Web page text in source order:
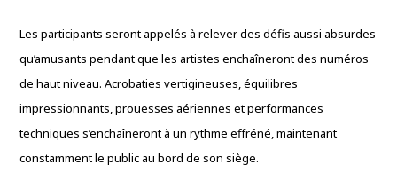
Les participants seront appelés à relever des défis aussi absurdes
qu’amusants pendant que les artistes enchaîneront des numéros
de haut niveau. Acrobaties vertigineuses, équilibres
impressionnants, prouesses aériennes et performances
techniques s’enchaîneront à un rythme effréné, maintenant
constamment le public au bord de son siège.